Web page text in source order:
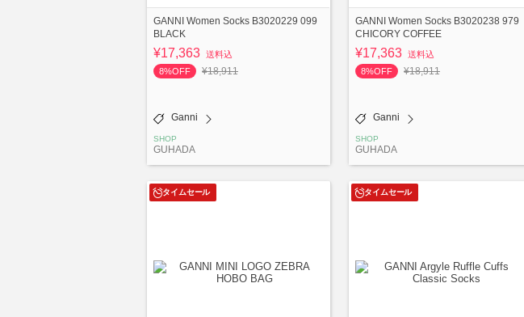
GANNI Women Socks B3020229 099
BLACK
¥17,363 送料込
8%OFF
¥18,911
Ganni
SHOP
GUHADA
GANNI Women Socks B3020238 979
CHICORY COFFEE
¥17,363 送料込
8%OFF
¥18,911
Ganni
SHOP
GUHADA
タイムセール タイムセール